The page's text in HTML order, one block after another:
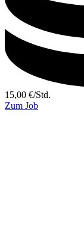
15,00 €/Std.
Zum Job